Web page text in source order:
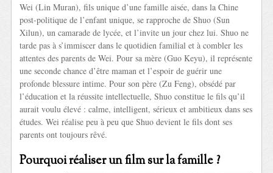
Wei (Lin Muran), fils unique d’une famille aisée, dans la Chine
post-politique de l’enfant unique, se rapproche de Shuo (Sun
Xilun), un camarade de lycée, et l’invite un jour chez lui. Shuo ne
tarde pas à s’immiscer dans le quotidien familial et à combler les
attentes des parents de Wei. Pour sa mère (Guo Keyu), il représente
une seconde chance d’être maman et l’espoir de guérir une
profonde blessure intime. Pour son père (Zu Feng), obsédé par
l’éducation et la réussite intellectuelle, Shuo constitue le fils qu’il
aurait voulu élevé : calme, intelligent, sérieux et ambitieux dans ses
études. Wei réalise peu à peu que Shuo devient le fils dont ses
parents ont toujours rêvé.
Pourquoi réaliser un film sur la famille ?